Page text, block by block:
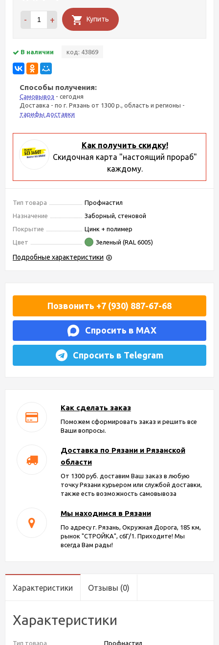
- + Купить
В наличии код: 43869
Способы получения:
Самовывоз - сегодня
Доставка - по г. Рязань от 1300 р., область и регионы -
тарифы доставки
Как получить скидку!
Скидочная карта "настоящий прораб"
каждому.
Тип товара
Профнастил
Назначение
Заборный, стеновой
Покрытие
Цинк + полимер
Цвет
Зеленый (RAL 6005)
Подробные характеристики
Позвонить +7 (930) 887-67-68
Спросить в MAX
Спросить в Telegram
Как сделать заказ
Поможем сформировать заказ и решить все
Ваши вопросы.
Доставка по Рязани и Рязанской
области
От 1300 руб. доставим Ваш заказ в любую
точку Рязани курьером или службой доставки,
также есть возможность самовывоза
Мы находимся в Рязани
По адресу г. Рязань, Окружная Дорога, 185 км,
рынок "СТРОЙКА", с6Г/1. Приходите! Мы
всегда Вам рады!
Характеристики Отзывы (0)
Характеристики
Тип товара Профнастил